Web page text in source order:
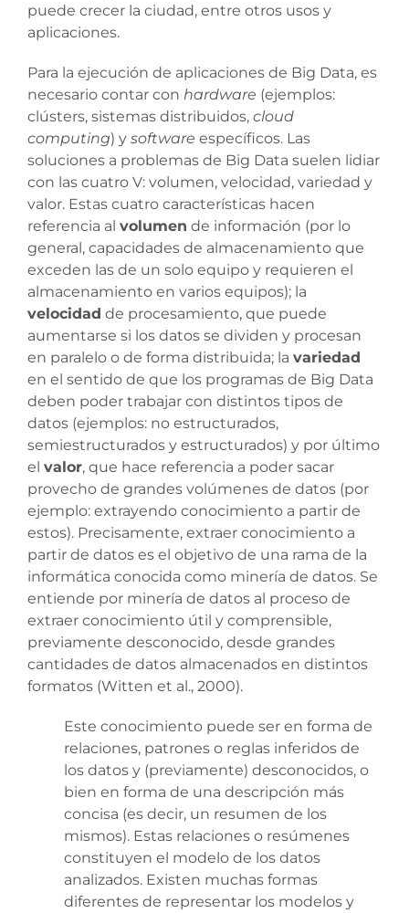
puede crecer la ciudad, entre otros usos y
aplicaciones.
Para la ejecución de aplicaciones de Big Data, es
necesario contar con hardware (ejemplos:
clústers, sistemas distribuidos, cloud
computing) y software específicos. Las
soluciones a problemas de Big Data suelen lidiar
con las cuatro V: volumen, velocidad, variedad y
valor. Estas cuatro características hacen
referencia al volumen de información (por lo
general, capacidades de almacenamiento que
exceden las de un solo equipo y requieren el
almacenamiento en varios equipos); la
velocidad de procesamiento, que puede
aumentarse si los datos se dividen y procesan
en paralelo o de forma distribuida; la variedad
en el sentido de que los programas de Big Data
deben poder trabajar con distintos tipos de
datos (ejemplos: no estructurados,
semiestructurados y estructurados) y por último
el valor, que hace referencia a poder sacar
provecho de grandes volúmenes de datos (por
ejemplo: extrayendo conocimiento a partir de
estos). Precisamente, extraer conocimiento a
partir de datos es el objetivo de una rama de la
informática conocida como minería de datos. Se
entiende por minería de datos al proceso de
extraer conocimiento útil y comprensible,
previamente desconocido, desde grandes
cantidades de datos almacenados en distintos
formatos (Witten et al., 2000).
Este conocimiento puede ser en forma de
relaciones, patrones o reglas inferidos de
los datos y (previamente) desconocidos, o
bien en forma de una descripción más
concisa (es decir, un resumen de los
mismos). Estas relaciones o resúmenes
constituyen el modelo de los datos
analizados. Existen muchas formas
diferentes de representar los modelos y